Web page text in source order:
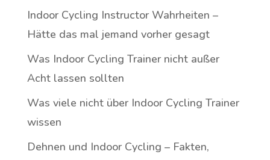
Indoor Cycling Instructor Wahrheiten –
Hätte das mal jemand vorher gesagt
Was Indoor Cycling Trainer nicht außer
Acht lassen sollten
Was viele nicht über Indoor Cycling Trainer
wissen
Dehnen und Indoor Cycling – Fakten,